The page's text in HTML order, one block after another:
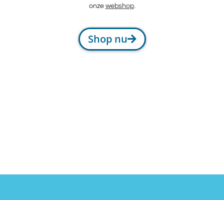
onze webshop.
Shop nu